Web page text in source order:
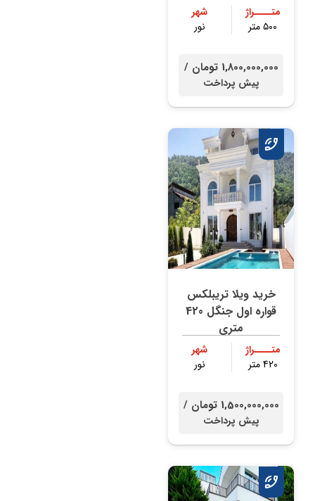
متــــراژ
۵۰۰ متر
شهر
نور
1,800,000,000 تومان /
پیش پرداخت
خرید ویلا تریبلکس
قواره اول جنگل 420
متری
متــــراژ
420 متر
شهر
نور
1,500,000,000 تومان /
پیش پرداخت